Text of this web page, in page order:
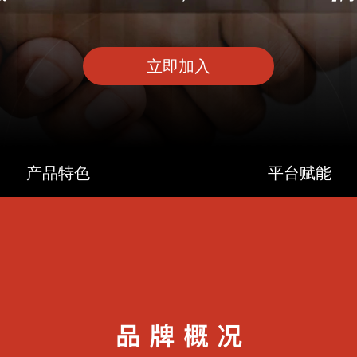
立即加入
产品特色 平台赋能